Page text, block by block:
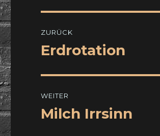
ZURÜCK
Vorheriger
Erdrotation
WEITER
Nächster
Milch Irrsinn